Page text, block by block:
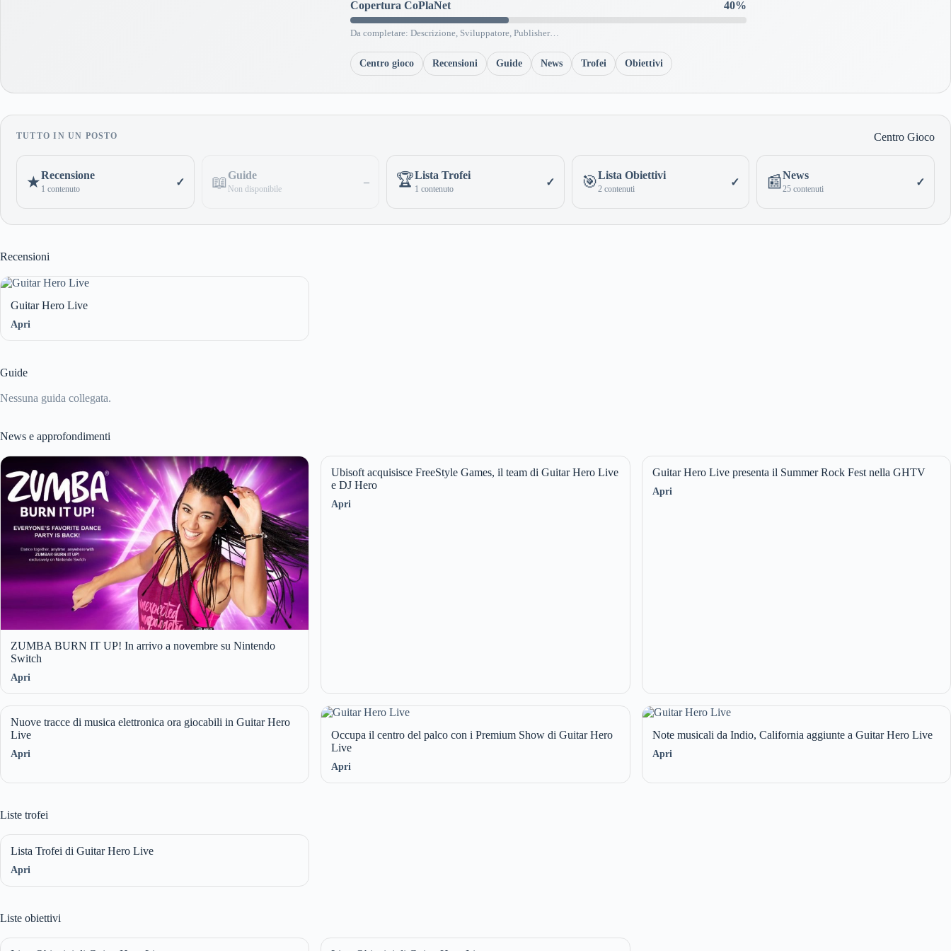
Copertura CoPlaNet 40%
Da completare: Descrizione, Sviluppatore, Publisher…
Centro gioco Recensioni Guide News Trofei Obiettivi
TUTTO IN UN POSTO Centro Gioco
★Recensione
1 contenuto
✓ 📖Guide
Non disponibile
– 🏆Lista Trofei
1 contenuto
✓ 🎯Lista Obiettivi
2 contenuti
✓ 📰News
25 contenuti
✓
Recensioni
Guitar Hero Live
Apri
Guide
Nessuna guida collegata.
News e approfondimenti
ZUMBA BURN IT UP! In arrivo a novembre su Nintendo
Switch
Apri
Ubisoft acquisisce FreeStyle Games, il team di Guitar Hero Live
e DJ Hero
Apri
Guitar Hero Live presenta il Summer Rock Fest nella GHTV
Apri
Nuove tracce di musica elettronica ora giocabili in Guitar Hero
Live
Apri
Occupa il centro del palco con i Premium Show di Guitar Hero
Live
Apri
Note musicali da Indio, California aggiunte a Guitar Hero Live
Apri
Liste trofei
Lista Trofei di Guitar Hero Live
Apri
Liste obiettivi